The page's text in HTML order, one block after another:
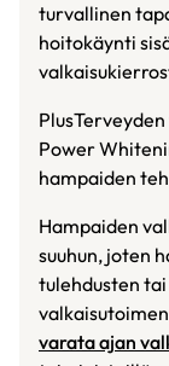
turvallinen
hoitokäynti
Power
hampaiden
Hampaiden
suuhun, joten
tulehdusten
varata ajan